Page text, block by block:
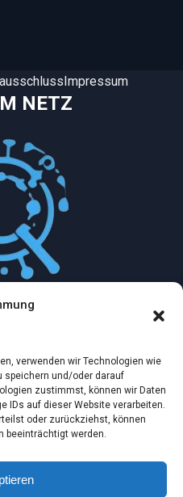
verwenden wir Technologien wie
speichern und/oder darauf
zustimmst, können wir Daten
IDs auf dieser Website verarbeiten.
oder zurückziehst, können
beeinträchtigt werden.
NETZ
Impressum
in der Welt der
am wilden Strand